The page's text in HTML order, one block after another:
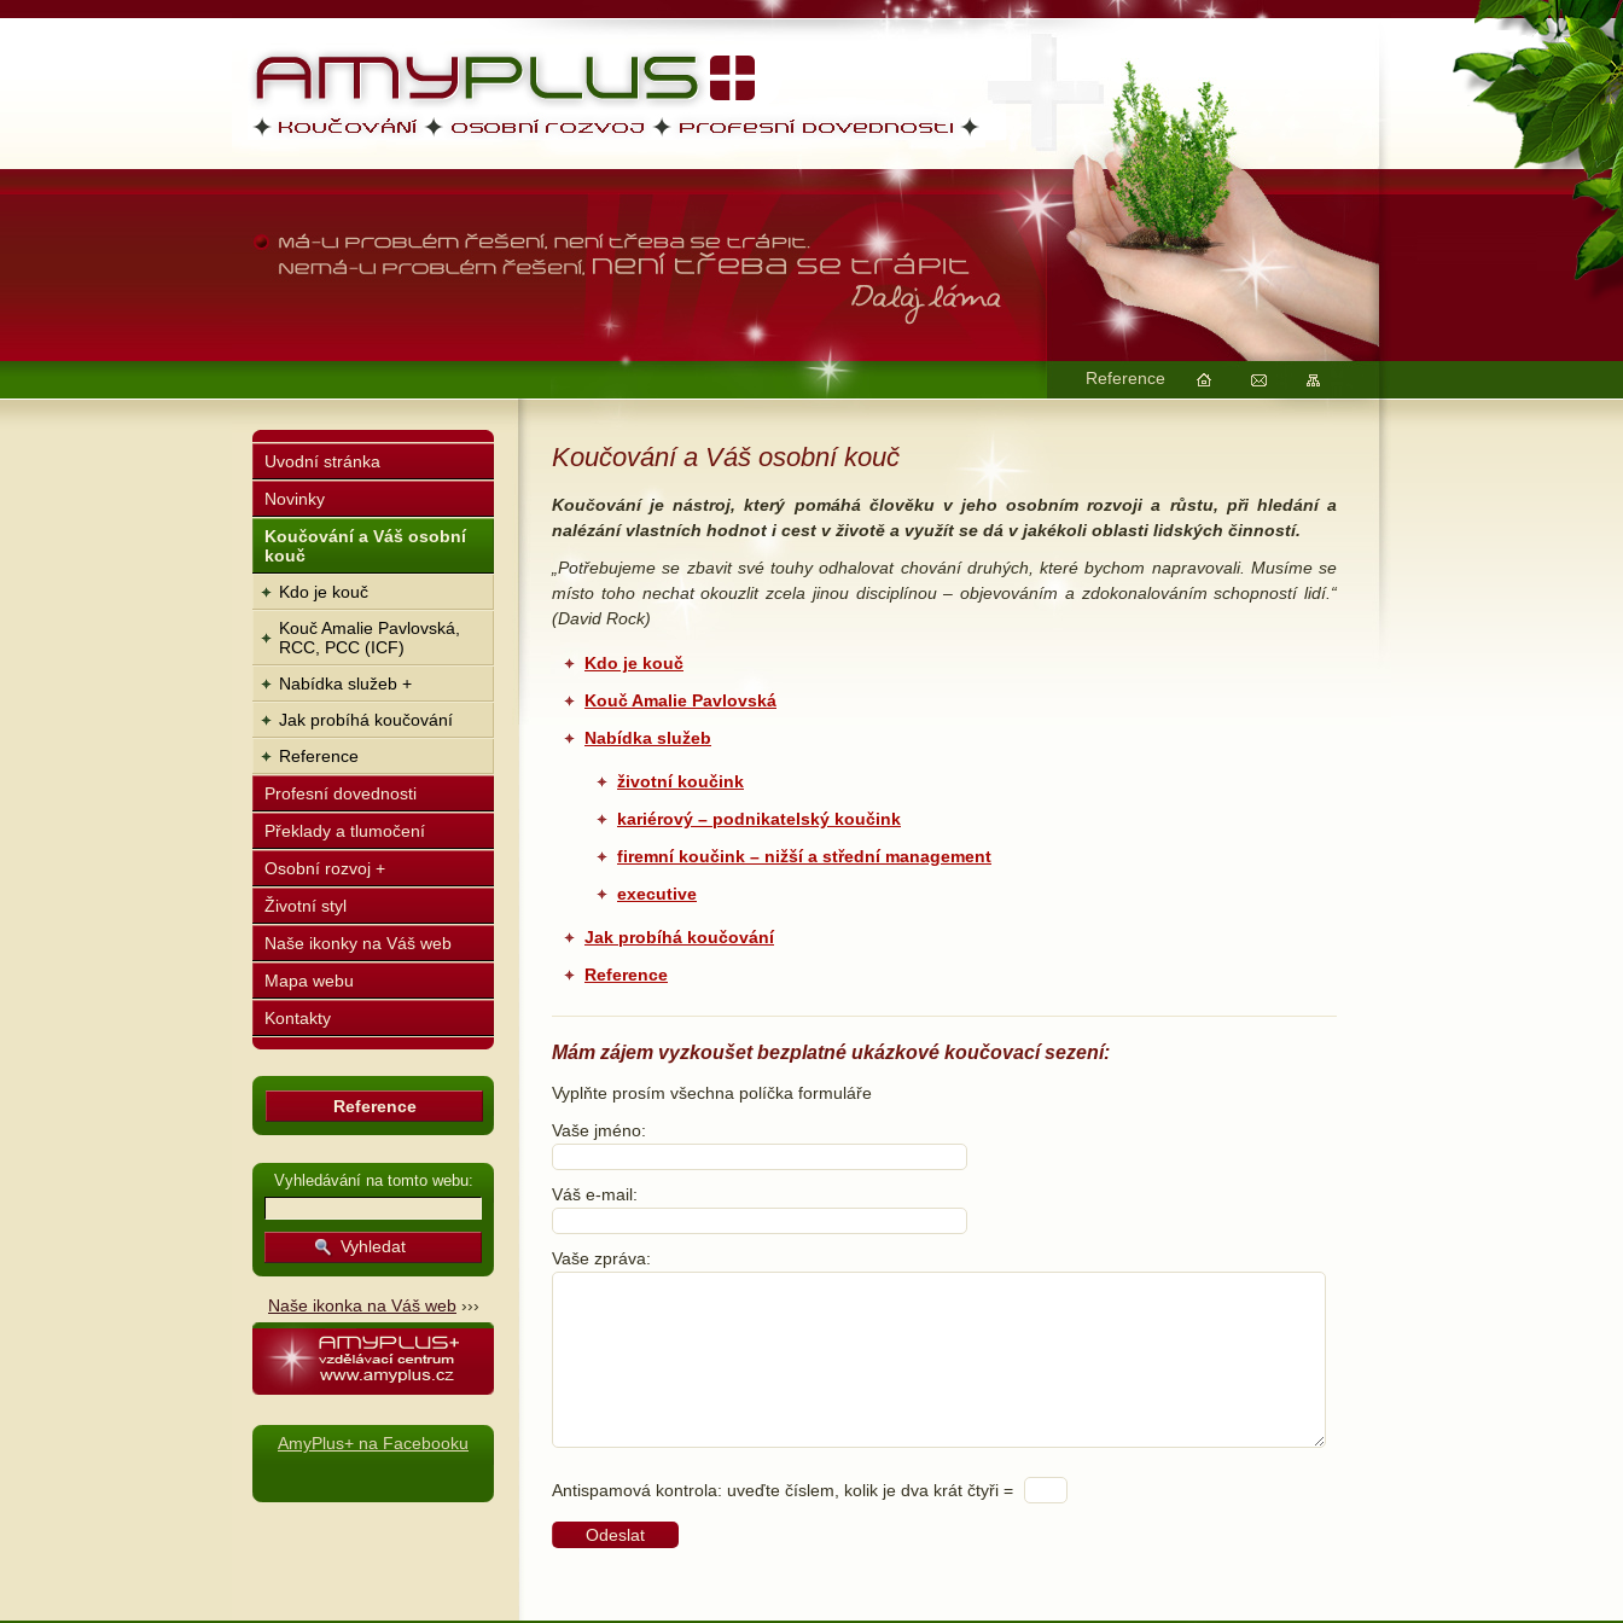
AMYPLUS
profesní dovednosti, osobní rozvoj,
životní styl
Reference
Uvodní stránka
Novinky
Koučování a Váš osobní
kouč
Kdo je kouč
Kouč Amalie Pavlovská,
RCC, PCC (ICF)
Nabídka služeb +
Jak probíhá koučování
Reference
Profesní dovednosti
Překlady a tlumočení
Osobní rozvoj +
Životní styl
Naše ikonky na Váš web
Mapa webu
Kontakty
Reference
Vyhledávání na tomto webu:
Naše ikonka na Váš web ›››
AmyPlus+ na Facebooku
Koučování a Váš osobní kouč
Koučování je nástroj, který pomáhá člověku v jeho osobním rozvoji a růstu, při hledání a
nalézání vlastních hodnot i cest v životě a využít se dá v jakékoli oblasti lidských činností.
„Potřebujeme se zbavit své touhy odhalovat chování druhých, které bychom napravovali. Musíme se
místo toho nechat okouzlit zcela jinou disciplínou – objevováním a zdokonalováním schopností lidí.“
(David Rock)
Kdo je kouč
Kouč Amalie Pavlovská
Nabídka služeb
životní koučink
kariérový – podnikatelský koučink
firemní koučink – nižší a střední management
executive
Jak probíhá koučování
Reference
Mám zájem vyzkoušet bezplatné ukázkové koučovací sezení:
Vyplňte prosím všechna políčka formuláře
Vaše jméno:
Váš e-mail:
Vaše zpráva:
Antispamová kontrola: uveďte číslem, kolik je dva krát čtyři =